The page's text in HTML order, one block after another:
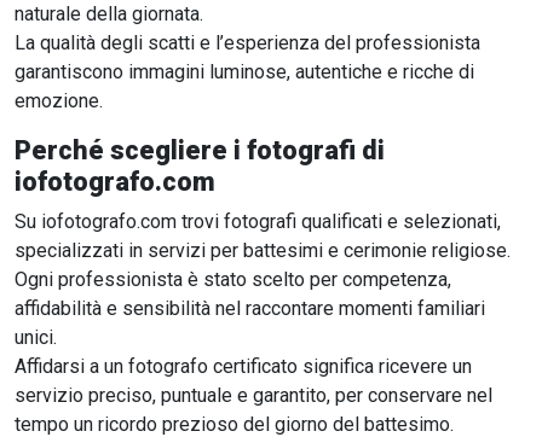
naturale della giornata.
La qualità degli scatti e l’esperienza del professionista
garantiscono immagini luminose, autentiche e ricche di
emozione.
Perché scegliere i fotografi di
iofotografo.com
Su iofotografo.com trovi fotografi qualificati e selezionati,
specializzati in servizi per battesimi e cerimonie religiose.
Ogni professionista è stato scelto per competenza,
affidabilità e sensibilità nel raccontare momenti familiari
unici.
Affidarsi a un fotografo certificato significa ricevere un
servizio preciso, puntuale e garantito, per conservare nel
tempo un ricordo prezioso del giorno del battesimo.